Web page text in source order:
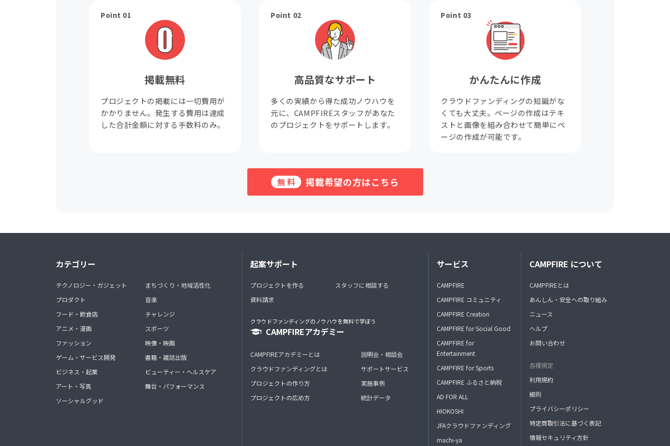
Point 01
掲載無料
プロジェクトの掲載には一切費用が
かかりません。発生する費用は達成
した合計金額に対する手数料のみ。
Point 02
高品質なサポート
多くの実績から得た成功ノウハウを
元に、CAMPFIREスタッフがあなた
のプロジェクトをサポートします。
Point 03
かんたんに作成
クラウドファンディングの知識がな
くても大丈夫。ページの作成はテキ
ストと画像を組み合わせて簡単にペ
ージの作成が可能です。
無料 掲載希望の方はこちら
カテゴリー
テクノロジー・ガジェット
プロダクト
フード・飲食店
アニメ・漫画
ファッション
ゲーム・サービス開発
ビジネス・起業
アート・写真
ソーシャルグッド
まちづくり・地域活性化
音楽
チャレンジ
スポーツ
映像・映画
書籍・雑誌出版
ビューティー・ヘルスケア
舞台・パフォーマンス
起案サポート
プロジェクトを作る
資料請求
スタッフに相談する
クラウドファンディングのノウハウを無料で学ぼう
CAMPFIREアカデミー
CAMPFIREアカデミーとは
クラウドファンディングとは
プロジェクトの作り方
プロジェクトの広め方
説明会・相談会
サポートサービス
実施事例
統計データ
サービス
CAMPFIRE
CAMPFIRE コミュニティ
CAMPFIRE Creation
CAMPFIRE for Social Good
CAMPFIRE for
Entertainment
CAMPFIRE for Sports
CAMPFIRE ふるさと納税
AD FOR ALL
HIOKOSHI
JFAクラウドファンディング
machi-ya
CAMPFIRE について
CAMPFIREとは
あんしん・安全への取り組み
ニュース
ヘルプ
お問い合わせ
各種規定
利用規約
細則
プライバシーポリシー
特定商取引法に基づく表記
情報セキュリティ方針